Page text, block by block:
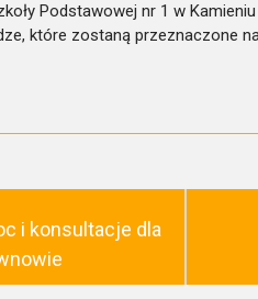
Podstawowej nr 1 w
które zostaną przeznaczone
i konsultacje dla